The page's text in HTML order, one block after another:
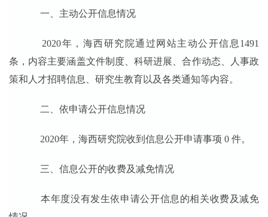
一、主动公开信息情况
2020年，海西研究院通过网站主动公开信息1491
条，内容主要涵盖文件制度、科研进展、合作动态、人事政
策和人才招聘信息、研究生教育以及各类通知等内容。
二、依申请公开信息情况
2020年，海西研究院收到信息公开申请事项 0 件。
三、信息公开的收费及减免情况
本年度没有发生依申请公开信息的相关收费及减免